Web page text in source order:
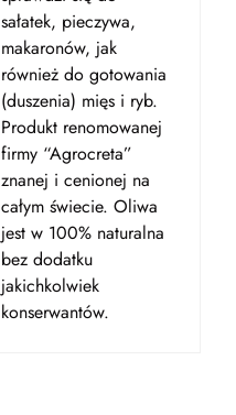
sałatek, pieczywa,
makaronów, jak
również do gotowania
(duszenia) mięs i ryb.
Produkt renomowanej
firmy “Agrocreta”
znanej i cenionej na
całym świecie. Oliwa
jest w 100% naturalna
bez dodatku
jakichkolwiek
konserwantów.